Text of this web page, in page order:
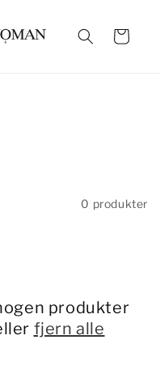
Indkøbskurv
0 produkter
produkter
fjern alle